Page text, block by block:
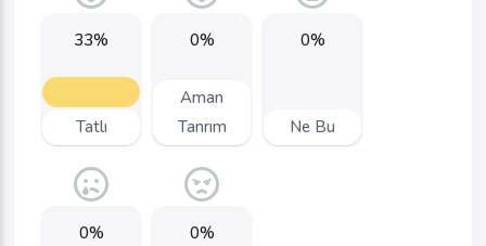
33%
Tatlı
0%
Aman
Tanrım
0%
Ne Bu
0% 0%